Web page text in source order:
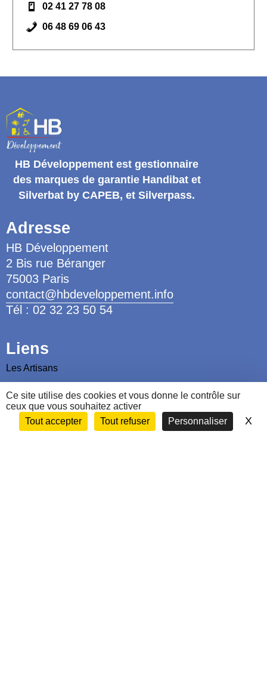
Ce site utilise des cookies et vous donne le contrôle sur
ceux que vous souhaitez activer
Tout accepter
Tout refuser Personnaliser X
02 41 27 78 08
06 48 69 06 43
HB Développement est gestionnaire
des marques de garantie Handibat et
Silverbat by CAPEB, et Silverpass.
Adresse
HB Développement
2 Bis rue Béranger
75003 Paris
contact@hbdeveloppement.info
Tél : 02 32 23 50 54
Liens
Les Artisans
Nous contacter